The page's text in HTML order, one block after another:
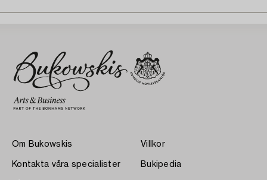
Om Bukowskis
Kontakta våra specialister
Villkor
Bukipedia